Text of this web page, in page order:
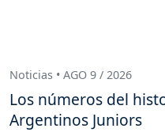
Noticias • AGO 9 / 2026
Los números del
Argentinos Juniors